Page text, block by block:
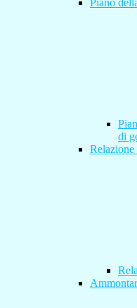
Piano
di
Relazione